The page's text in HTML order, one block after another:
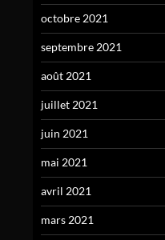
octobre 2021
septembre 2021
août 2021
juillet 2021
juin 2021
mai 2021
avril 2021
mars 2021